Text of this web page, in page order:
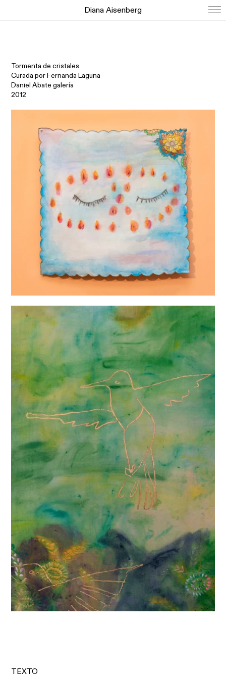
Diana Aisenberg
Tormenta de cristales
Curada por Fernanda Laguna
Daniel Abate galería
2012
TEXTO